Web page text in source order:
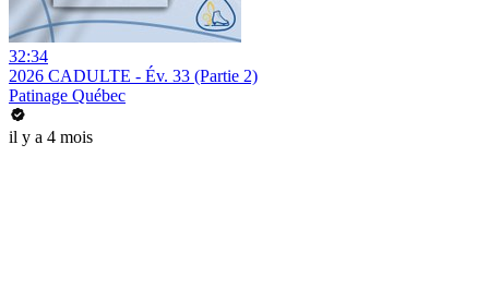
32:34
2026 CADULTE - Év. 33 (Partie 2)
Patinage Québec
il y a 4 mois